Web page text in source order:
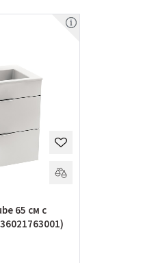
65 см с